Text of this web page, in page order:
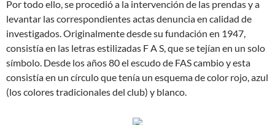
Por todo ello, se procedió a la intervención de las prendas y a
levantar las correspondientes actas denuncia en calidad de
investigados. Originalmente desde su fundación en 1947,
consistía en las letras estilizadas F A S, que se tejían en un solo
símbolo. Desde los años 80 el escudo de FAS cambio y esta
consistía en un círculo que tenía un esquema de color rojo, azul
(los colores tradicionales del club) y blanco.